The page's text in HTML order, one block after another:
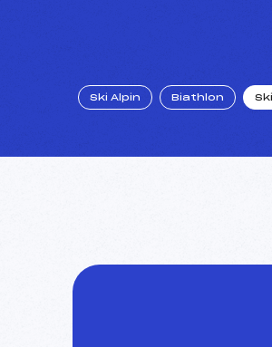
Ski Alpin Biathlon